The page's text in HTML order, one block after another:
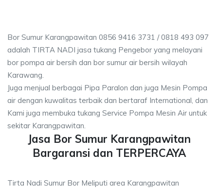
Bor Sumur Karangpawitan 0856 9416 3731 / 0818 493 097
adalah TIRTA NADI jasa tukang Pengebor yang melayani
bor pompa air bersih dan bor sumur air bersih wilayah
Karawang.
Juga menjual berbagai Pipa Paralon dan juga Mesin Pompa
air dengan kuwalitas terbaik dan bertaraf International, dan
Kami juga membuka tukang Service Pompa Mesin Air untuk
sekitar Karangpawitan.
Jasa Bor Sumur Karangpawitan
Bargaransi dan TERPERCAYA
Tirta Nadi Sumur Bor Meliputi area Karangpawitan